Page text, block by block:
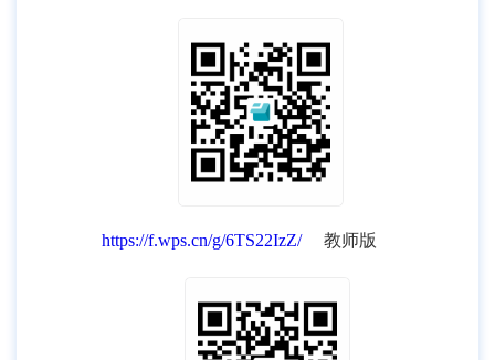
https://f.wps.cn/g/6TS22IzZ/ 教师版